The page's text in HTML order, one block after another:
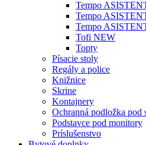
Tempo
Tempo
Tempo
Tofi NEW
Topty
Písacie stoly
Regály a police
Knižnice
Skrine
Kontajnery
Ochranná podložka pod
Podstavce pod monitory
Príslušenstvo